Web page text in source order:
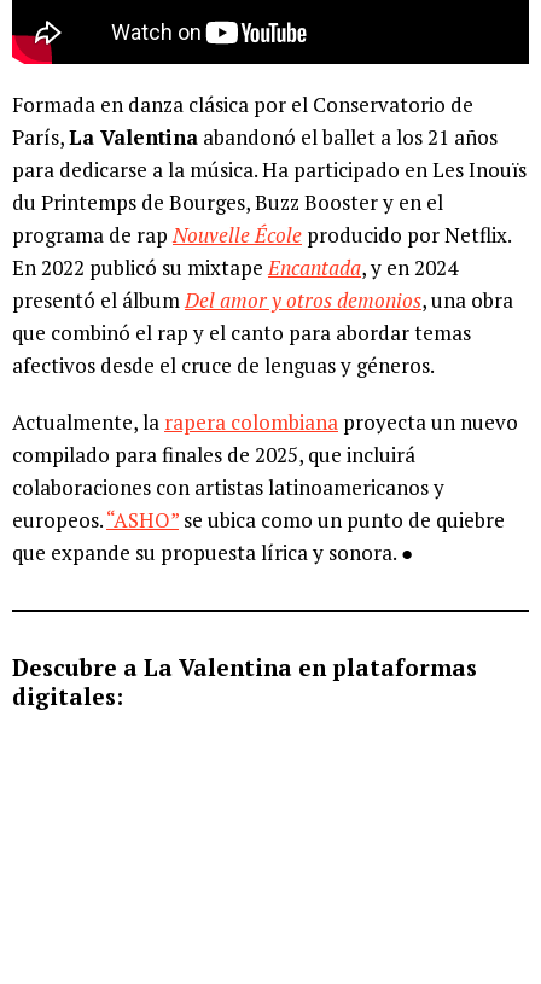
Formada en danza clásica por el Conservatorio de
París,La Valentina abandonó el ballet a los 21 años
para dedicarse a la música. Ha participado en Les Inouïs
du Printemps de Bourges, Buzz Booster y en el
programa de rapNouvelle École producido por Netflix.
En 2022 publicó su mixtapeEncantada, y en 2024
presentó el álbumDel amor y otros demonios, una obra
que combinó el rap y el canto para abordar temas
afectivos desde el cruce de lenguas y géneros.
Actualmente, la rapera colombiana proyecta un nuevo
compilado para finales de 2025, que incluirá
colaboraciones con artistas latinoamericanos y
europeos.“ASHO” se ubica como un punto de quiebre
que expande su propuesta lírica y sonora. ●
Descubre a La Valentina en plataformas
digitales: